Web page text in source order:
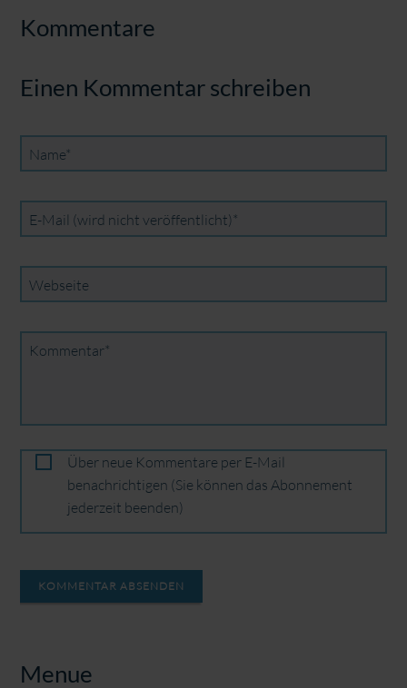
Kommentare
Einen Kommentar schreiben
Pflichtfeld
Name*
Pflichtfeld
E-Mail (wird nicht veröffentlicht)*
Webseite
Pflichtfeld
Kommentar*
Über neue Kommentare per E-Mail
benachrichtigen (Sie können das Abonnement
jederzeit beenden)
KOMMENTAR ABSENDEN
Menue